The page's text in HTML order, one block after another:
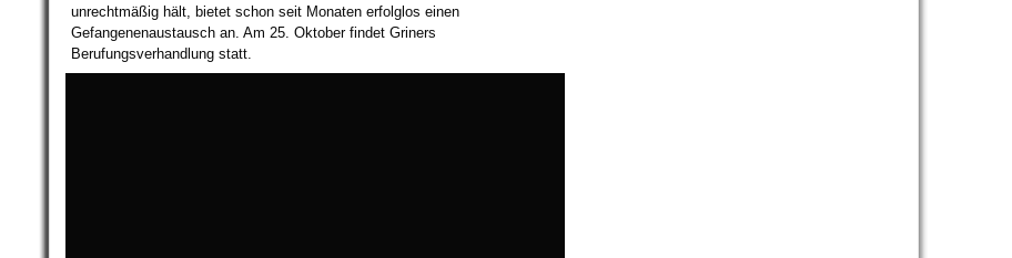
unrechtmäßig hält, bietet schon seit Monaten erfolglos einen
Gefangenenaustausch an. Am 25. Oktober findet Griners
Berufungsverhandlung statt.